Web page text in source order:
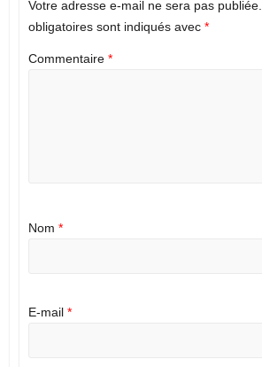
Votre adresse e-mail ne sera pas publiée.
obligatoires sont indiqués avec *
Commentaire *
Nom *
E-mail *